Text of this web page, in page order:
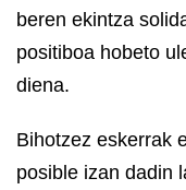
beren ekintza
positiboa hobeto
diena.
Bihotzez eskerrak
posible izan dadin